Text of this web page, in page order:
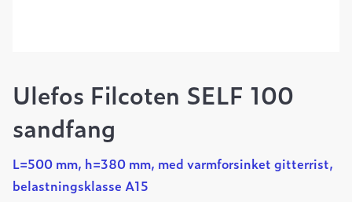
Ulefos Filcoten SELF 100
sandfang
L=500 mm, h=380 mm, med varmforsinket gitterrist,
belastningsklasse A15